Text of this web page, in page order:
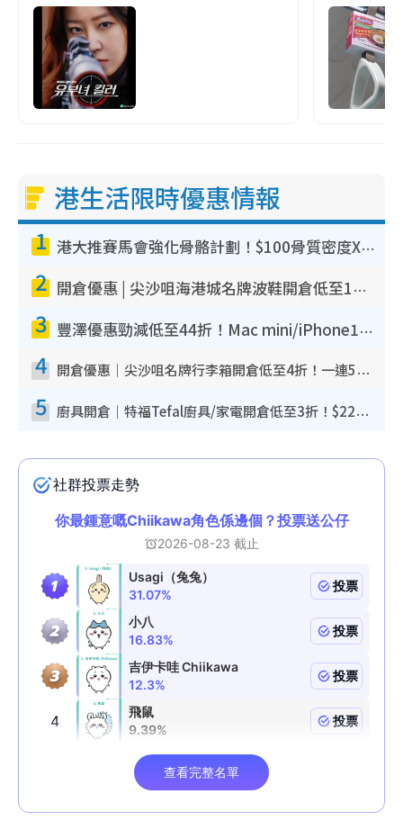
港生活限時優惠情報
1 港大推賽馬會強化骨骼計劃！$100骨質密度X光檢查 完成免費運動訓練送超市禮券！附參加資格
2 開倉優惠 | 尖沙咀海港城名牌波鞋開倉低至1折！On鞋$899起／Joy&Peace鞋履$98起
3 豐澤優惠勁減低至44折！Mac mini/iPhone17Pro大減價！廚房家電$220起
4 開倉優惠｜尖沙咀名牌行李箱開倉低至4折！一連5日 American Tourister/ace./Hallmark $200起！
5 廚具開倉｜特福Tefal廚具/家電開倉低至3折！$220起買平底鍋/炒鑊/湯煲！電飯煲/吸塵機/燙斗$418起